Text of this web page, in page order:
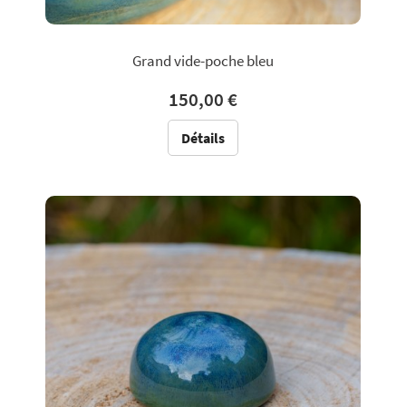
Grand vide-poche bleu
150,00 €
Détails